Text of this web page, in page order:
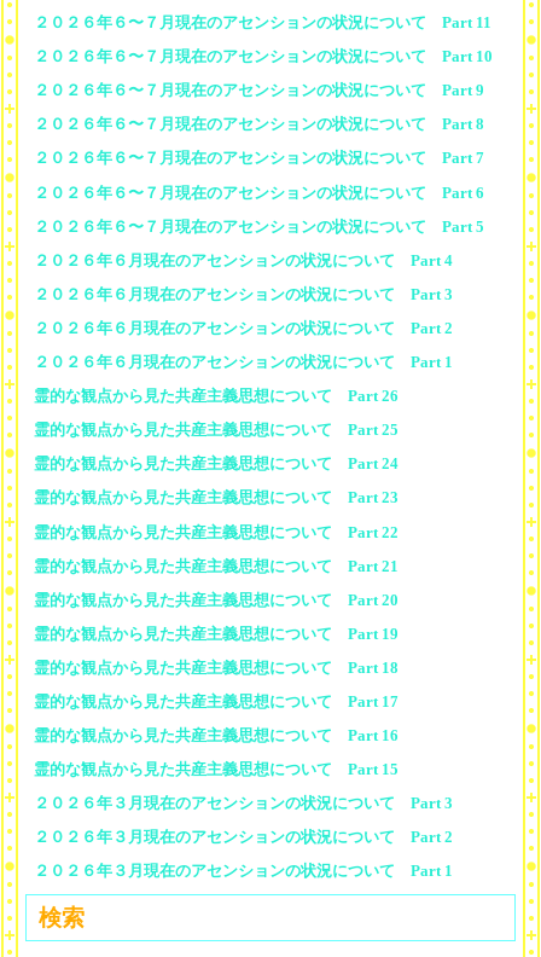
２０２６年６〜７月現在のアセンションの状況について Part 11
２０２６年６〜７月現在のアセンションの状況について Part 10
２０２６年６〜７月現在のアセンションの状況について Part 9
２０２６年６〜７月現在のアセンションの状況について Part 8
２０２６年６〜７月現在のアセンションの状況について Part 7
２０２６年６〜７月現在のアセンションの状況について Part 6
２０２６年６〜７月現在のアセンションの状況について Part 5
２０２６年６月現在のアセンションの状況について Part 4
２０２６年６月現在のアセンションの状況について Part 3
２０２６年６月現在のアセンションの状況について Part 2
２０２６年６月現在のアセンションの状況について Part 1
霊的な観点から見た共産主義思想について Part 26
霊的な観点から見た共産主義思想について Part 25
霊的な観点から見た共産主義思想について Part 24
霊的な観点から見た共産主義思想について Part 23
霊的な観点から見た共産主義思想について Part 22
霊的な観点から見た共産主義思想について Part 21
霊的な観点から見た共産主義思想について Part 20
霊的な観点から見た共産主義思想について Part 19
霊的な観点から見た共産主義思想について Part 18
霊的な観点から見た共産主義思想について Part 17
霊的な観点から見た共産主義思想について Part 16
霊的な観点から見た共産主義思想について Part 15
２０２６年３月現在のアセンションの状況について Part 3
２０２６年３月現在のアセンションの状況について Part 2
２０２６年３月現在のアセンションの状況について Part 1
検索